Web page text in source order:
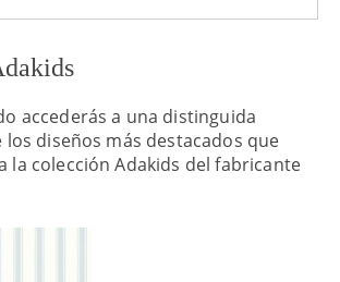
accederás a una distinguida
diseños más destacados que
la colección Adakids del fabricante